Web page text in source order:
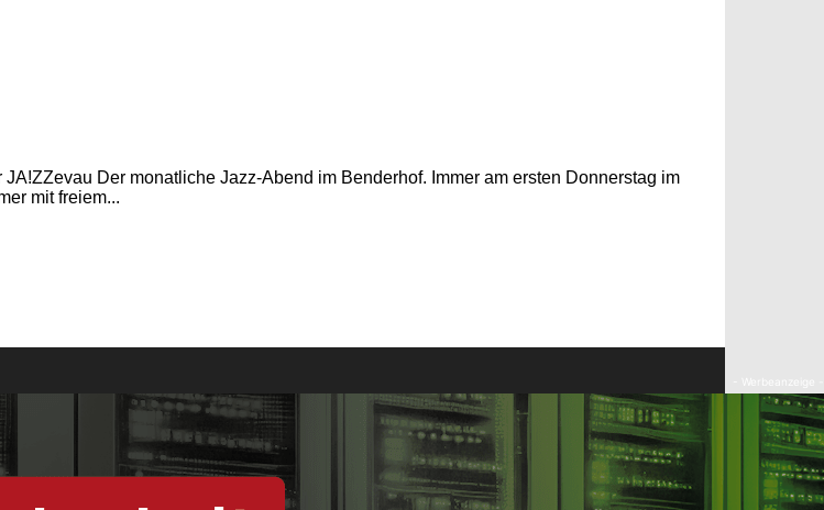
Der monatliche Jazz-Abend im Benderhof. Immer am ersten Donnerstag im
mit freiem...
- Werbeanzeige -